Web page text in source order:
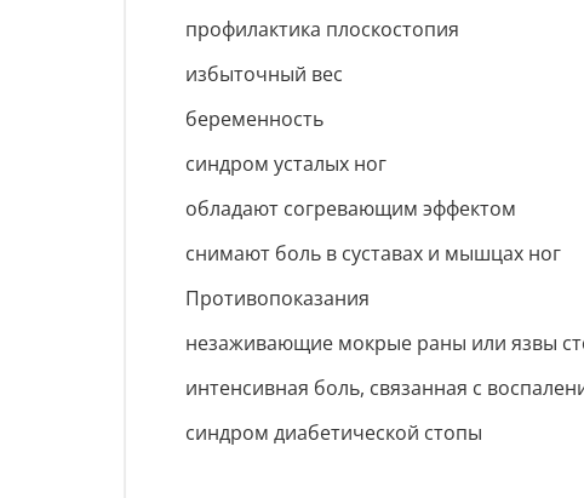
профилактика плоскостопия
избыточный вес
беременность
синдром усталых ног
обладают согревающим эффектом
снимают боль в суставах и мышцах ног
Противопоказания
незаживающие мокрые раны или язвы
интенсивная боль, связанная с
синдром диабетической стопы